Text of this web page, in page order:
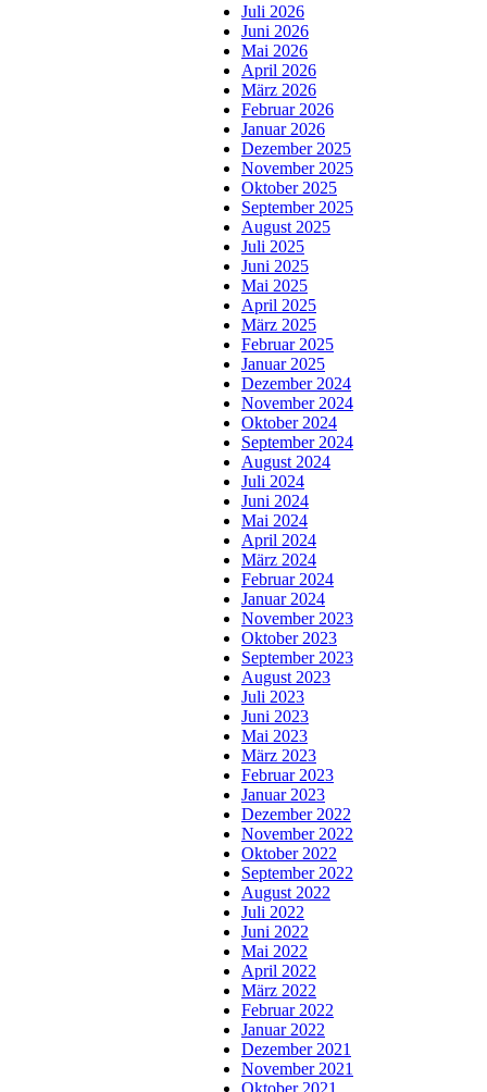
Juli 2026
Juni 2026
Mai 2026
April 2026
März 2026
Februar 2026
Januar 2026
Dezember 2025
November 2025
Oktober 2025
September 2025
August 2025
Juli 2025
Juni 2025
Mai 2025
April 2025
März 2025
Februar 2025
Januar 2025
Dezember 2024
November 2024
Oktober 2024
September 2024
August 2024
Juli 2024
Juni 2024
Mai 2024
April 2024
März 2024
Februar 2024
Januar 2024
November 2023
Oktober 2023
September 2023
August 2023
Juli 2023
Juni 2023
Mai 2023
März 2023
Februar 2023
Januar 2023
Dezember 2022
November 2022
Oktober 2022
September 2022
August 2022
Juli 2022
Juni 2022
Mai 2022
April 2022
März 2022
Februar 2022
Januar 2022
Dezember 2021
November 2021
Oktober 2021